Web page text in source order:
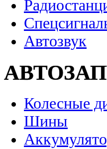
Автозвук
Колесные
Шины